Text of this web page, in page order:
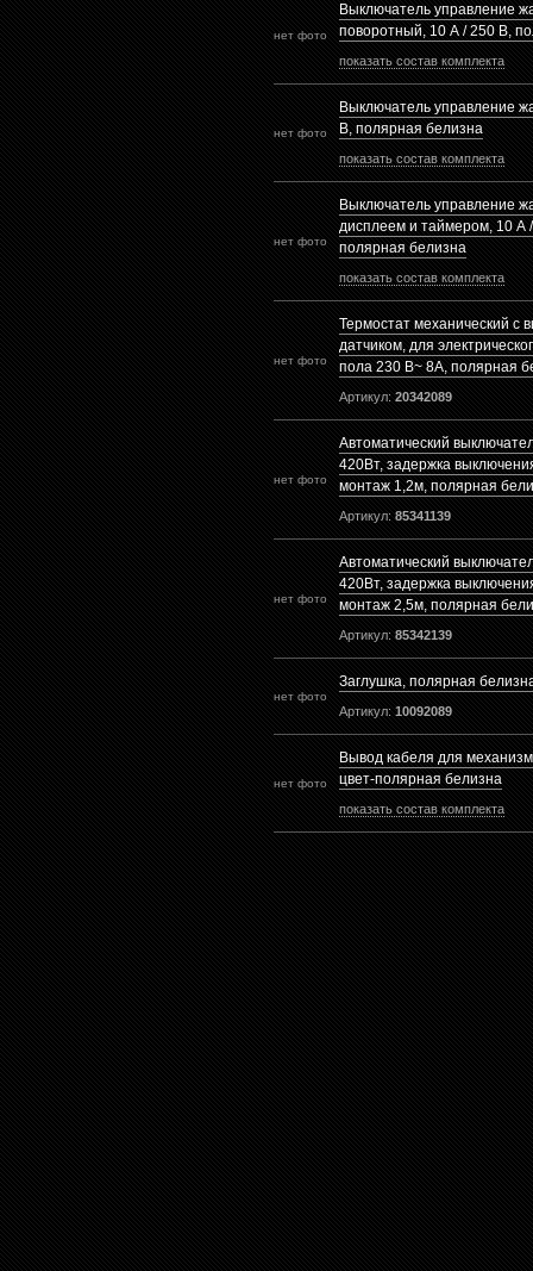
нет фото
Выключатель управление
поворотный, 10 А / 250 В,
показать состав комплекта
нет фото
Выключатель управление
В, полярная белизна
показать состав комплекта
нет фото
Выключатель управление
дисплеем и таймером, 10 А
полярная белизна
показать состав комплекта
нет фото
Термостат механический с
датчиком, для
пола 230 В~ 8А, полярная
Артикул: 20342089
нет фото
Автоматический
420Вт, задержка
монтаж 1,2м, полярная
Артикул: 85341139
нет фото
Автоматический
420Вт, задержка
монтаж 2,5м, полярная
Артикул: 85342139
нет фото
Заглушка, полярная
Артикул: 10092089
нет фото
Вывод кабеля для
цвет-полярная белизна
показать состав комплекта